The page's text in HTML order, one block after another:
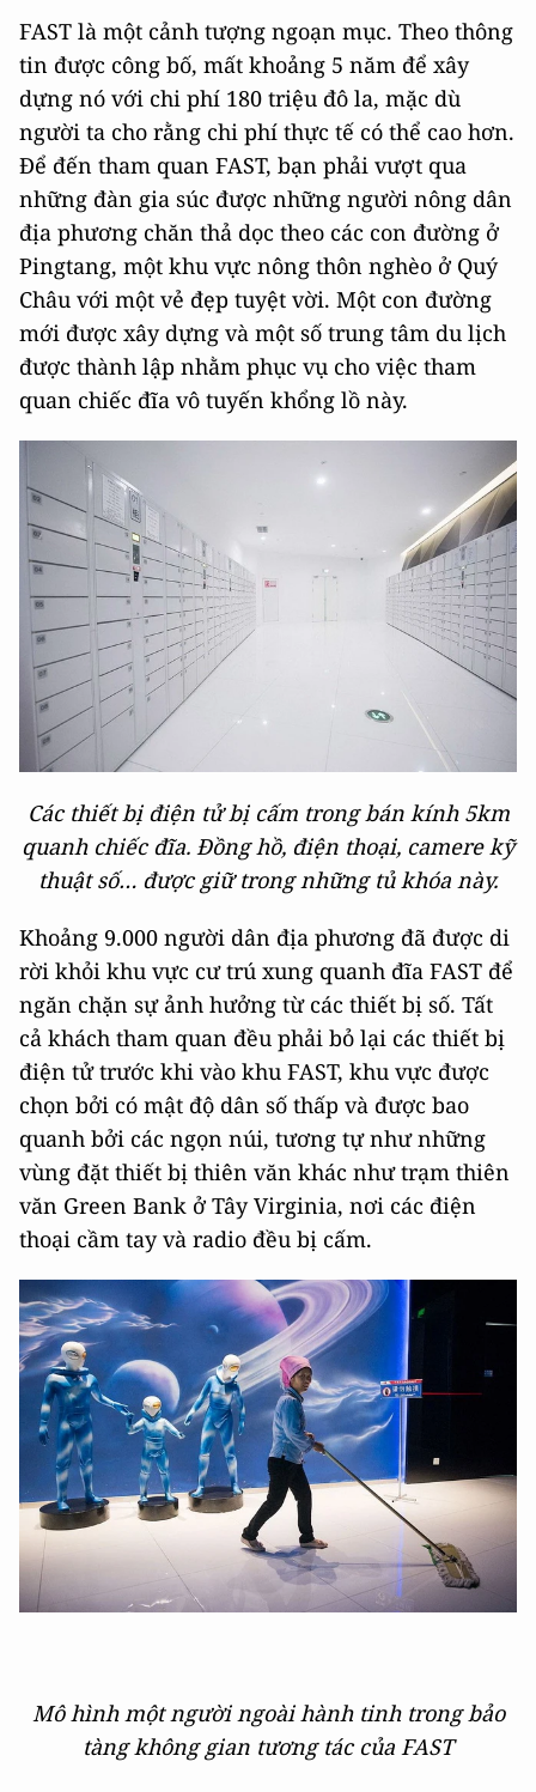
FAST là một cảnh tượng ngoạn mục. Theo thông
tin được công bố, mất khoảng 5 năm để xây
dựng nó với chi phí 180 triệu đô la, mặc dù
người ta cho rằng chi phí thực tế có thể cao hơn.
Để đến tham quan FAST, bạn phải vượt qua
những đàn gia súc được những người nông dân
địa phương chăn thả dọc theo các con đường ở
Pingtang, một khu vực nông thôn nghèo ở Quý
Châu với một vẻ đẹp tuyệt vời. Một con đường
mới được xây dựng và một số trung tâm du lịch
được thành lập nhằm phục vụ cho việc tham
quan chiếc đĩa vô tuyến khổng lồ này.
Các thiết bị điện tử bị cấm trong bán kính 5km
quanh chiếc đĩa. Đồng hồ, điện thoại, camere kỹ
thuật số… được giữ trong những tủ khóa này.
Khoảng 9.000 người dân địa phương đã được di
rời khỏi khu vực cư trú xung quanh đĩa FAST để
ngăn chặn sự ảnh hưởng từ các thiết bị số. Tất
cả khách tham quan đều phải bỏ lại các thiết bị
điện tử trước khi vào khu FAST, khu vực được
chọn bởi có mật độ dân số thấp và được bao
quanh bởi các ngọn núi, tương tự như những
vùng đặt thiết bị thiên văn khác như trạm thiên
văn Green Bank ở Tây Virginia, nơi các điện
thoại cầm tay và radio đều bị cấm.
Mô hình một người ngoài hành tinh trong bảo
tàng không gian tương tác của FAST